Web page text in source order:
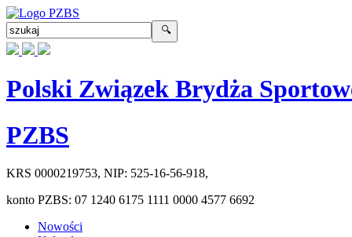
Polski Związek Brydża
PZBS
KRS 0000219753, NIP: 525-16-56-918,
konto PZBS: 07 1240 6175 1111 0000 4577 6692
Nowości